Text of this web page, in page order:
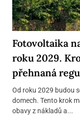
Fotovoltaika
roku 2029.
přehnaná
Od roku 2029 budou
domech. Tento krok
obavy z nákladů a...